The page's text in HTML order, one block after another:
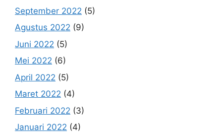
September 2022 (5)
Agustus 2022 (9)
Juni 2022 (5)
Mei 2022 (6)
April 2022 (5)
Maret 2022 (4)
Februari 2022 (3)
Januari 2022 (4)